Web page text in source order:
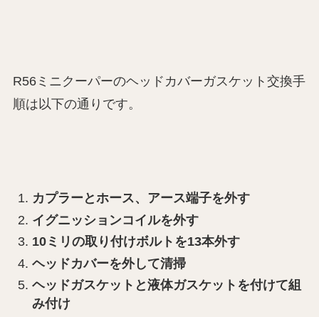
R56ミニクーパーのヘッドカバーガスケット交換手
順は以下の通りです。
カプラーとホース、アース端子を外す
イグニッションコイルを外す
10ミリの取り付けボルトを13本外す
ヘッドカバーを外して清掃
ヘッドガスケットと液体ガスケットを付けて組
み付け